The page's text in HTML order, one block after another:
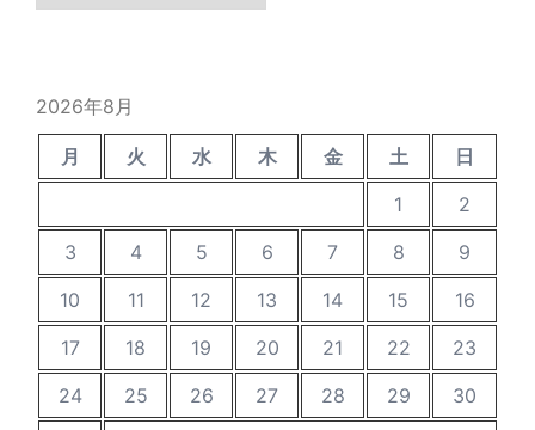
2026年8月
月 火 水 木 金 土
日
1
2
3
4 5 6 7 8
9
10
11 12 13 14 15
16
17
18 19 20 21 22
23
24
25 26 27 28 29
30